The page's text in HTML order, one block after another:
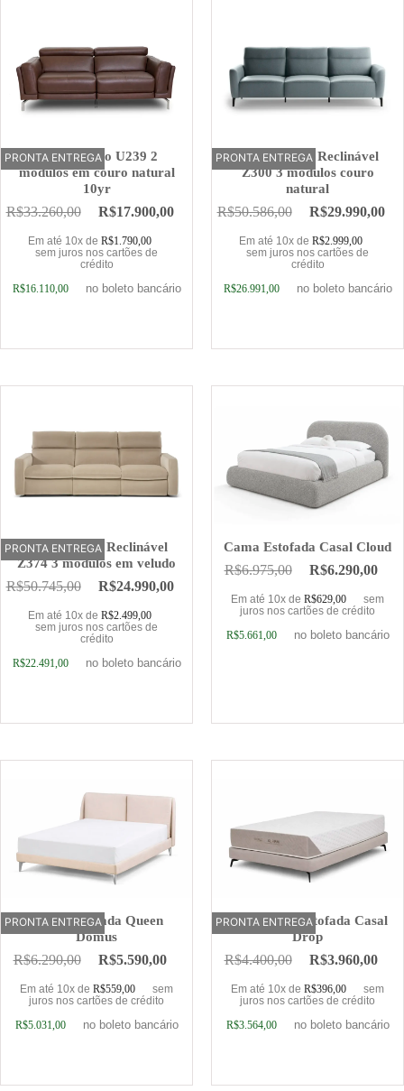
OFERTA
PRONTA ENTREGA
Sofá Elétrico U239 2
módulos em couro natural
10yr
R$33.260,00 R$17.900,00
Em até 10x de R$1.790,00
sem juros nos cartões de
crédito
R$16.110,00 no boleto bancário
OFERTA
PRONTA ENTREGA
Sofá Elétrico Reclinável
Z300 3 módulos couro
natural
R$50.586,00 R$29.990,00
Em até 10x de R$2.999,00
sem juros nos cartões de
crédito
R$26.991,00 no boleto bancário
OFERTA
PRONTA ENTREGA
Sofá Elétrico Reclinável
Z374 3 módulos em veludo
R$50.745,00 R$24.990,00
Em até 10x de R$2.499,00
sem juros nos cartões de
crédito
R$22.491,00 no boleto bancário
Cama Estofada Casal Cloud
R$6.975,00 R$6.290,00
Em até 10x de R$629,00
sem
juros nos cartões de crédito
R$5.661,00 no boleto bancário
OFERTA
PRONTA ENTREGA
Cama Estofada Queen
Domus
R$6.290,00 R$5.590,00
Em até 10x de R$559,00
sem
juros nos cartões de crédito
R$5.031,00 no boleto bancário
PRONTA ENTREGA
Base Cama Estofada Casal
Drop
R$4.400,00 R$3.960,00
Em até 10x de R$396,00
sem
juros nos cartões de crédito
R$3.564,00 no boleto bancário